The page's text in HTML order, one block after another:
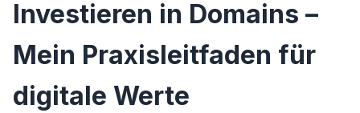
Investieren in Domains –
Mein Praxisleitfaden für
digitale Werte